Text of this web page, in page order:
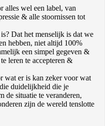
alles wel een label, van
& alle stoornissen tot
Dat het menselijk is dat we
hebben, niet altijd 100%
een simpel gegeven &
leren te accepteren &
wat er is kan zeker voor wat
duidelijkheid die je
de situatie te veranderen,
zijn de wereld tenslotte